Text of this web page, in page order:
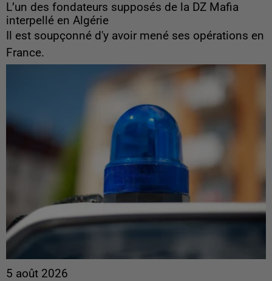
L’un des fondateurs supposés de la DZ Mafia
interpellé en Algérie
Il est soupçonné d'y avoir mené ses opérations en
France.
5 août 2026